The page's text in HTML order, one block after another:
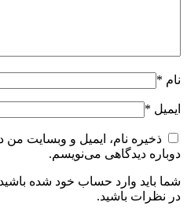
نام *
ایمیل *
ذخیره نام، ایمیل و وبسایت
دوباره دیدگاهی می‌نویسم.
شما باید وارد حساب خود شده باشید
در نظرات باشید.